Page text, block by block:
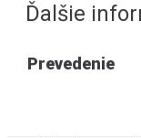
Ďalšie
Prevedenie